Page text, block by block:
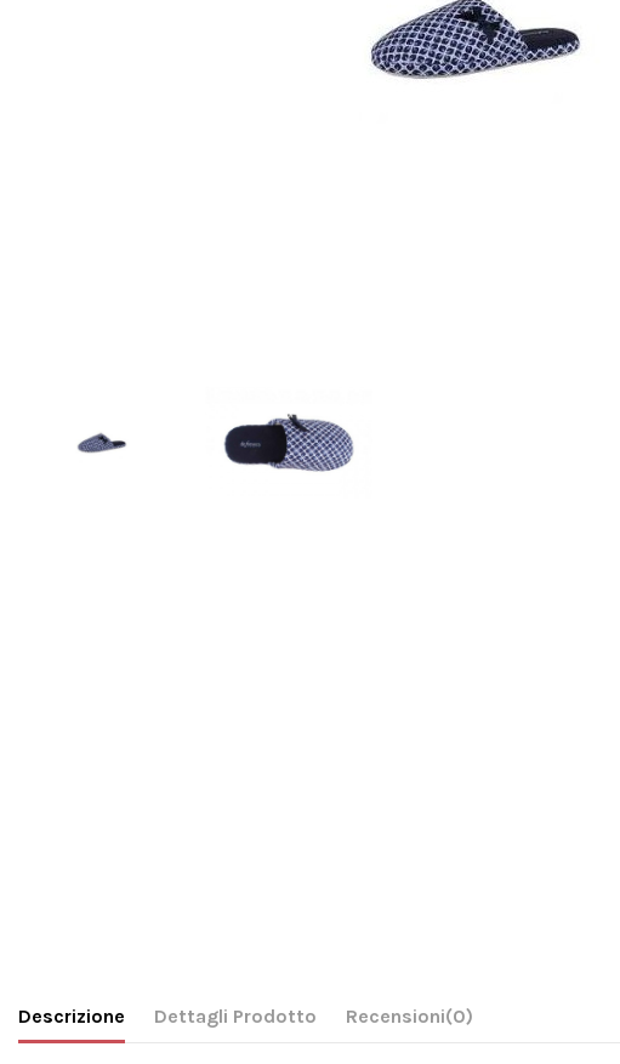
Descrizione Dettagli Prodotto Recensioni(0)